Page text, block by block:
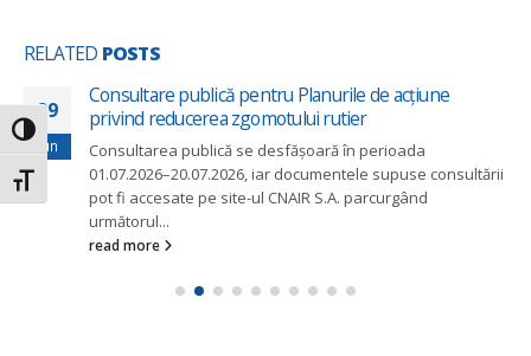
Toggle High Contrast
Toggle Font size
RELATED POSTS
29
Jun
Consultare publică pentru Planurile de acțiune
privind reducerea zgomotului rutier
Consultarea publică se desfășoară în perioada
01.07.2026–20.07.2026, iar documentele supuse consultării
pot fi accesate pe site-ul CNAIR S.A. parcurgând
următorul...
read more